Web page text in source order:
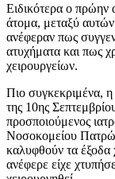
Ειδικότερα ο πρώην
άτομα, μεταξύ αυτών
ανέφεραν πως
ατυχήματα και πως
χειρουργείων.
Πιο συγκεκριμένα,
της 10ης
προσποιούμενος
Νοσοκομείου
καλυφθούν τα έξοδα
ανέφερε είχε